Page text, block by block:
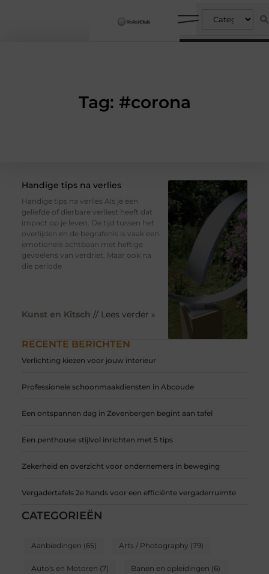
Tag: #corona
RECENTE BERICHTEN
Verlichting kiezen voor jouw interieur
Professionele schoonmaakdiensten in Abcoude
Een ontspannen dag in Zevenbergen begint aan tafel
Een penthouse stijlvol inrichten met 5 tips
Zekerheid en overzicht voor ondernemers in beweging
Vergadertafels 2e hands voor een efficiënte vergaderruimte
CATEGORIEËN
Aanbiedingen (65) Arts / Photography (79)
Auto's en Motoren (7) Banen en opleidingen (6)
Handige tips na verlies
Handige tips na verlies Als je een
geliefde of dierbare verliest heeft dat
impact op je leven. De tijd tussen het
overlijden en de begrafenis is vaak een
emotionele achtbaan met heftige
gevoelens van verdriet. Maar ook na
die periode
Kunst en Kitsch // Lees verder »